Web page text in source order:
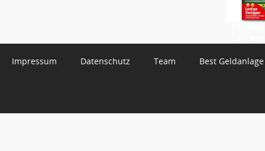
Impressum Datenschutz Team Best Geldanlage